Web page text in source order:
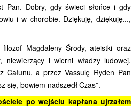
Pan. Dobry, gdy świeci słońce i gdy
i w chorobie. Dziękuję, dziękuję...,
Magdaleny Środy, ateistki oraz
niewierzący i wierni władzy ludowej.
Całunu, a przez Vassulę Ryden Pan
się, bowiem nadszedł Czas”.
po wejściu kapłana ujrzałem